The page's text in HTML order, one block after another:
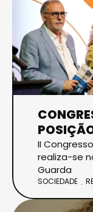
II
realiza-se
Guarda
SOCIEDADE